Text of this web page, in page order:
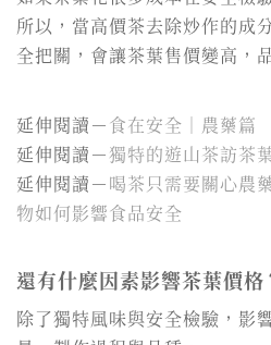
所以，當高價茶去除炒作的成
全把關，會讓茶葉售價變高，
延伸閱讀－食在安全｜農藥篇
延伸閱讀－獨特的遊山茶訪茶
延伸閱讀－喝茶只需要關心農
物如何影響食品安全
還有什麼因素影響茶葉價格
除了獨特風味與安全檢驗，影